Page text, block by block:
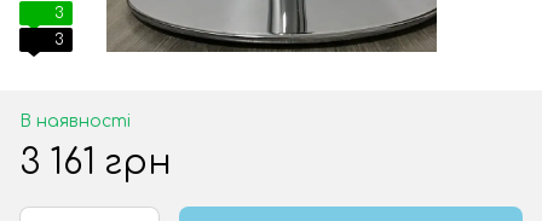
3
3
В наявності
3 161 грн